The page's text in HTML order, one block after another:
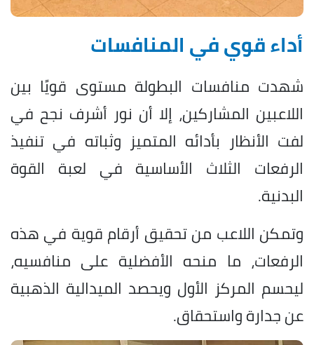
أداء قوي في المنافسات
شهدت منافسات البطولة مستوى قويًا بين
اللاعبين المشاركين، إلا أن نور أشرف نجح في
لفت الأنظار بأدائه المتميز وثباته في تنفيذ
الرفعات الثلاث الأساسية في لعبة القوة
البدنية.
وتمكن اللاعب من تحقيق أرقام قوية في هذه
الرفعات، ما منحه الأفضلية على منافسيه،
ليحسم المركز الأول ويحصد الميدالية الذهبية
عن جدارة واستحقاق.